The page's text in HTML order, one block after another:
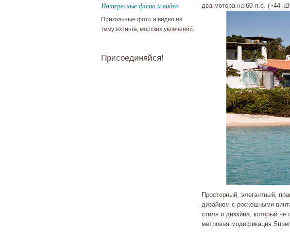
два мотора на 60 л.с. (~44
Просторный, элегантный,
дизайном с роскошными
стиля и дизайна, который не
метровая модификация
Интересные фото и видео
Прикольные фото и видео на
тему яхтинга, морских увлечений.
Присоединяйся!